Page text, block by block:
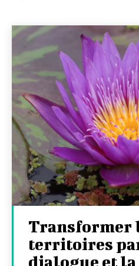
Transformer
territoires
dialogue et la